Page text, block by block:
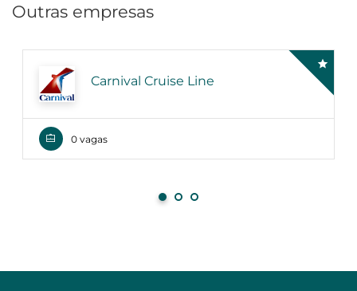
Outras empresas
Carnival Cruise Line
0 vagas